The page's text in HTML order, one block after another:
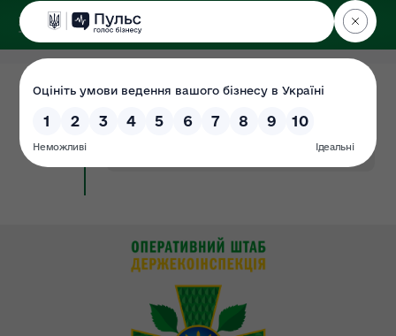
ДЕРЖЕКОІНСПЕКЦІЯ
Поліського округу
17.08.2022
Документ
зверненнях